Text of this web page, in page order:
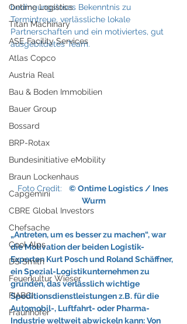
Ontime Logistics
Titan Machinary
ASE Facility Services
Atlas Copco
Austria Real
Bau & Boden Immobilien
Bauer Group
Bossard
BRP-Rotax
Bundesinitiative eMobility
Braun Lockenhaus
Capgemini
CBRE Global Investors
Chefsache
Cool Alps
DS Smith
Feuerkultur Wieser
FIABCI
Fraunhofer
bedingungsloses Bekenntnis zu
Termintreue, verlässliche lokale
Partnerschaften und ein motiviertes, gut
ausgebildetes Team.
Foto Credit: © Ontime Logistics / Ines
Wurm
„Antreten, um es besser zu machen“, war
die Motivation der beiden Logistik-
Experten Kurt Posch und Roland Schäffner,
ein Spezial-Logistikunternehmen zu
gründen, das verlässlich wichtige
Speditionsdienstleistungen z.B. für die
Automobil-, Luftfahrt- oder Pharma-
Industrie weltweit abwickeln kann: Von